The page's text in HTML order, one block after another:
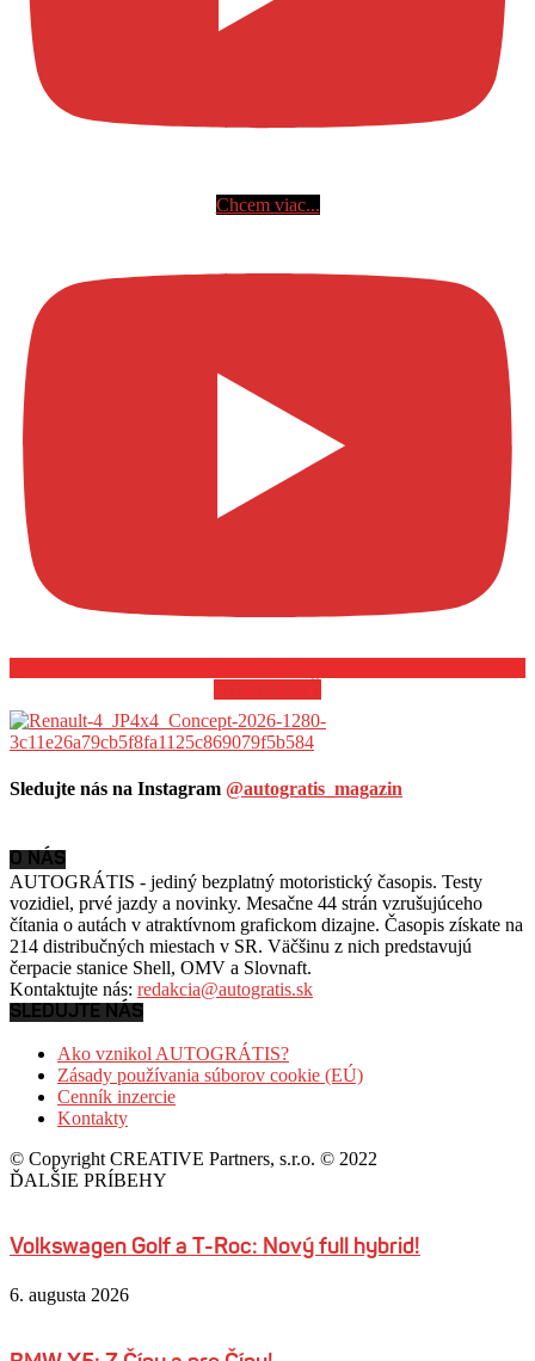
Chcem viac...
Sledujte nás na Instagram @autogratis_magazin
O NÁS
AUTOGRÁTIS - jediný bezplatný motoristický časopis. Testy
vozidiel, prvé jazdy a novinky. Mesačne 44 strán vzrušujúceho
čítania o autách v atraktívnom grafickom dizajne. Časopis získate na
214 distribučných miestach v SR. Väčšinu z nich predstavujú
čerpacie stanice Shell, OMV a Slovnaft.
Kontaktujte nás: redakcia@autogratis.sk
SLEDUJTE NÁS
Ako vznikol AUTOGRÁTIS?
Zásady používania súborov cookie (EÚ)
Cenník inzercie
Kontakty
© Copyright CREATIVE Partners, s.r.o. © 2022
ĎALŠIE PRÍBEHY
Volkswagen Golf a T-Roc: Nový full hybrid!
6. augusta 2026